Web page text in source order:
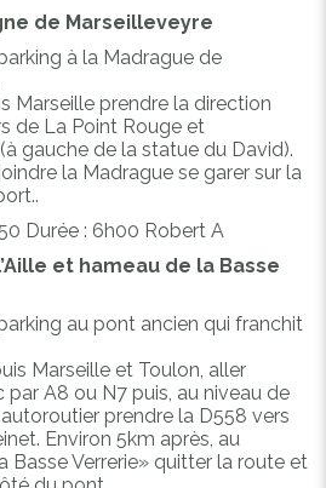
de Marseilleveyre
à la Madrague de
Marseille prendre la direction
de La Point Rouge et
gauche de la statue du David).
la Madrague se garer sur la
Durée : 6h00 Robert A
et hameau de la Basse
au pont ancien qui franchit
Marseille et Toulon, aller
par A8 ou N7 puis, au niveau de
autoroutier prendre la D558 vers
Environ 5km après, au
Basse Verrerie» quitter la route et